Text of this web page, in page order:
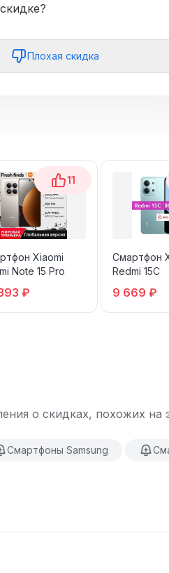
Плохая скидка
11
Xiaomi
Note 15 Pro
₽
Смартфон
Redmi 15C
9 669 ₽
о скидках, похожих на
Смартфоны Samsung